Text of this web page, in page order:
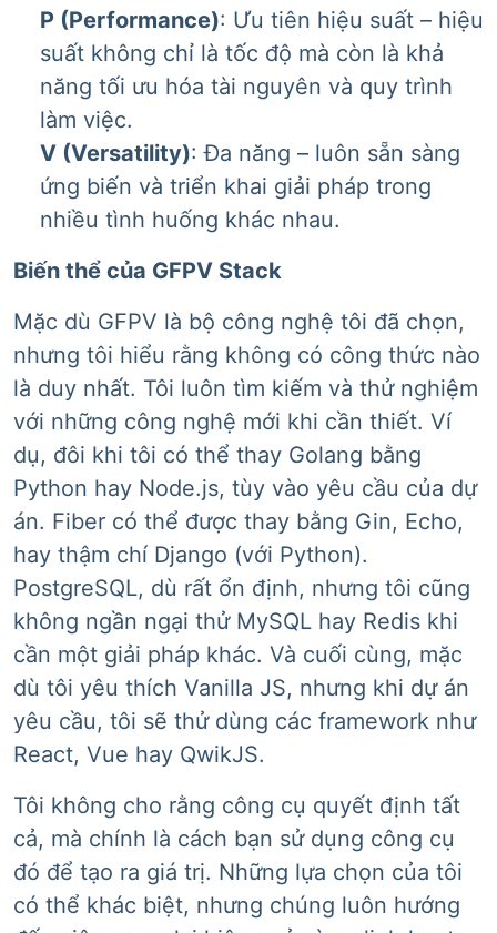
P (Performance): Ưu tiên hiệu suất – hiệu
suất không chỉ là tốc độ mà còn là khả
năng tối ưu hóa tài nguyên và quy trình
làm việc.
V (Versatility): Đa năng – luôn sẵn sàng
ứng biến và triển khai giải pháp trong
nhiều tình huống khác nhau.
Biến thể của GFPV Stack
Mặc dù GFPV là bộ công nghệ tôi đã chọn,
nhưng tôi hiểu rằng không có công thức nào
là duy nhất. Tôi luôn tìm kiếm và thử nghiệm
với những công nghệ mới khi cần thiết. Ví
dụ, đôi khi tôi có thể thay Golang bằng
Python hay Node.js, tùy vào yêu cầu của dự
án. Fiber có thể được thay bằng Gin, Echo,
hay thậm chí Django (với Python).
PostgreSQL, dù rất ổn định, nhưng tôi cũng
không ngần ngại thử MySQL hay Redis khi
cần một giải pháp khác. Và cuối cùng, mặc
dù tôi yêu thích Vanilla JS, nhưng khi dự án
yêu cầu, tôi sẽ thử dùng các framework như
React, Vue hay QwikJS.
Tôi không cho rằng công cụ quyết định tất
cả, mà chính là cách bạn sử dụng công cụ
đó để tạo ra giá trị. Những lựa chọn của tôi
có thể khác biệt, nhưng chúng luôn hướng